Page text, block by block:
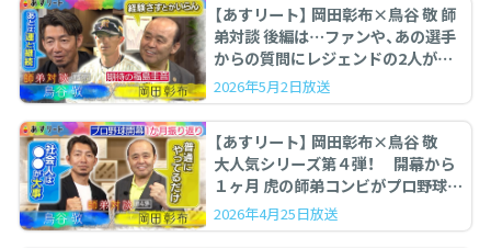
【あすリート】 岡田彰布×鳥谷 敬 師
弟対談 後編は…ファンや、あの選手
からの質問にレジェンドの2人が答
えます。
2026年5月2日放送
【あすリート】 岡田彰布×鳥谷 敬
大人気シリーズ第４弾！ 開幕から
１ヶ月 虎の師弟コンビがプロ野球を
ぶった斬る！
2026年4月25日放送